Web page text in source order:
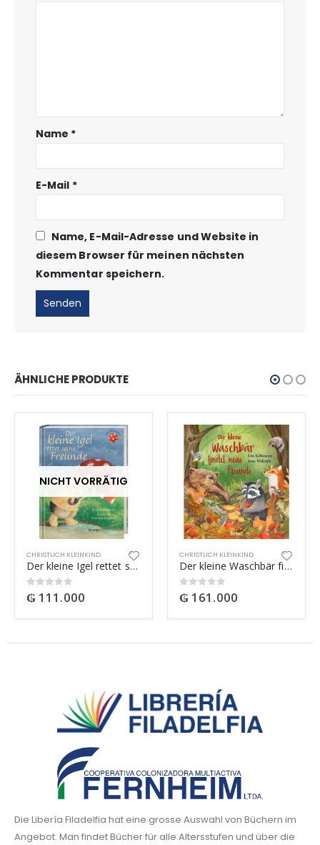
Name *
E-Mail *
Name, E-Mail-Adresse und Website in
diesem Browser für meinen nächsten
Kommentar speichern.
ÄHNLICHE PRODUKTE
NICHT VORRÄTIG
CHRISTLICH KLEINKIND
Der kleine Igel rettet seine Freunde
0out of 5
₲ 111.000
CHRISTLICH KLEINKIND
Der kleine Waschbär findet neue Freunde
0out of 5
₲ 161.000
Die Libería Filadelfia hat eine grosse Auswahl von Büchern im
Angebot. Man findet Bücher für alle Altersstufen und über die